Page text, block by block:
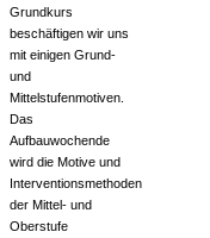
Grundkurs
beschäftigen wir uns
mit einigen Grund-
und
Mittelstufenmotiven.
Das
Aufbauwochende
wird die Motive und
Interventionsmethoden
der Mittel- und
Oberstufe